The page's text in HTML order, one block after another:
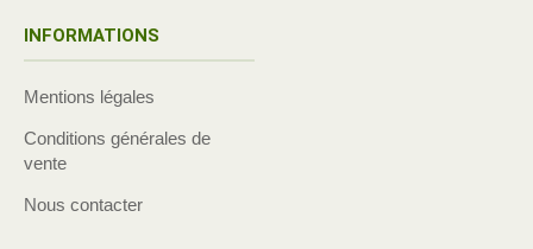
INFORMATIONS
Mentions légales
Conditions générales de
vente
Nous contacter